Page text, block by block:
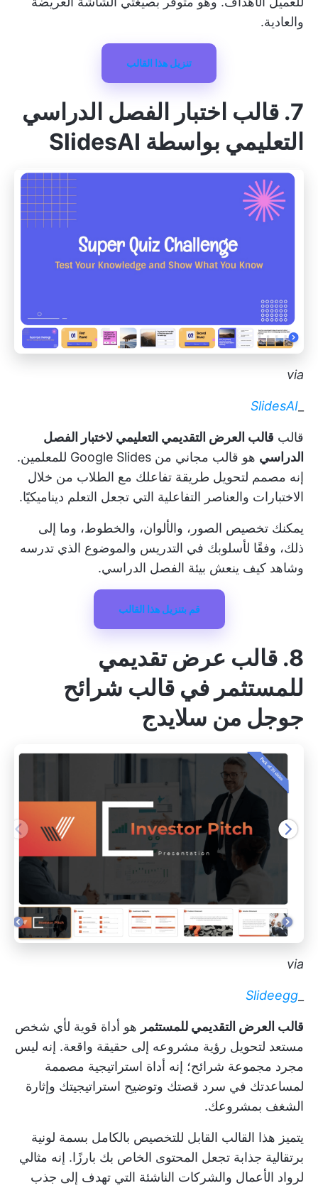
والعادية.
تنزيل هذا القالب
7. قالب اختبار الفصل الدراسي
التعليمي بواسطة SlidesAI
via
SlidesAI
قالب قالب العرض التقديمي التعليمي لاختبار الفصل
الدراسي
هو قالب مجاني من Google Slides للمعلمين.
إنه مصمم لتحويل طريقة تفاعلك مع الطلاب من خلال
الاختبارات والعناصر التفاعلية التي تجعل التعلم ديناميكيًا.
يمكنك تخصيص الصور، والألوان، والخطوط، وما إلى
ذلك، وفقًا لأسلوبك في التدريس والموضوع الذي تدرسه
وشاهد كيف ينعش بيئة الفصل الدراسي.
قم بتنزيل هذا القالب
8. قالب عرض تقديمي
للمستثمر في قالب شرائح
جوجل من سلايدج
via
Slideegg
قالب العرض التقديمي للمستثمر هو أداة قوية لأي شخص
مستعد لتحويل رؤية مشروعه إلى حقيقة واقعة. إنه ليس
مجرد مجموعة شرائح؛ إنه أداة استراتيجية مصممة
لمساعدتك في سرد قصتك وتوضيح استراتيجيتك وإثارة
الشغف بمشروعك.
يتميز هذا القالب القابل للتخصيص بالكامل بسمة لونية
برتقالية جذابة تجعل المحتوى الخاص بك بارزًا. إنه مثالي
لرواد الأعمال والشركات الناشئة التي تهدف إلى جذب